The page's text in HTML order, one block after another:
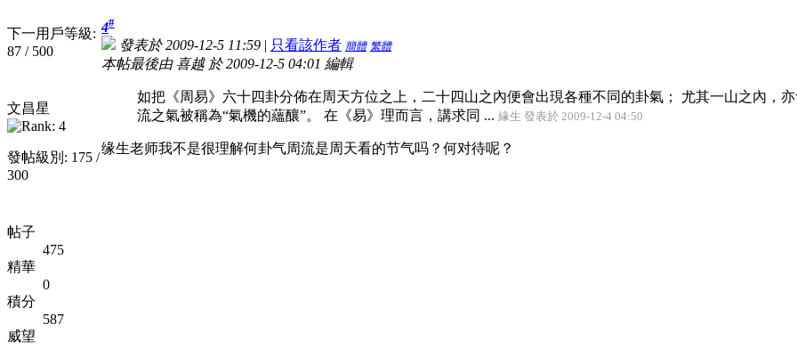
下一用戶等級:
87 / 500
文昌星
發帖級別: 175 /
300
帖子
475
精華
0
積分
587
威望
4#
發表於 2009-12-5 11:59 | 只看該作者 簡體 繁體
本帖最後由 喜越 於 2009-12-5 04:01 編輯
如把《周易》六十四卦分佈在周天方位之上，二十四山之內便會出現各種不同的卦氣； 尤其一山之內，
流之氣被稱為“氣機的蘊釀”。 在《易》理而言，講求同 ... 緣生 發表於 2009-12-4 04:50
缘生老师我不是很理解何卦气周流是周天看的节气吗？何对待呢？